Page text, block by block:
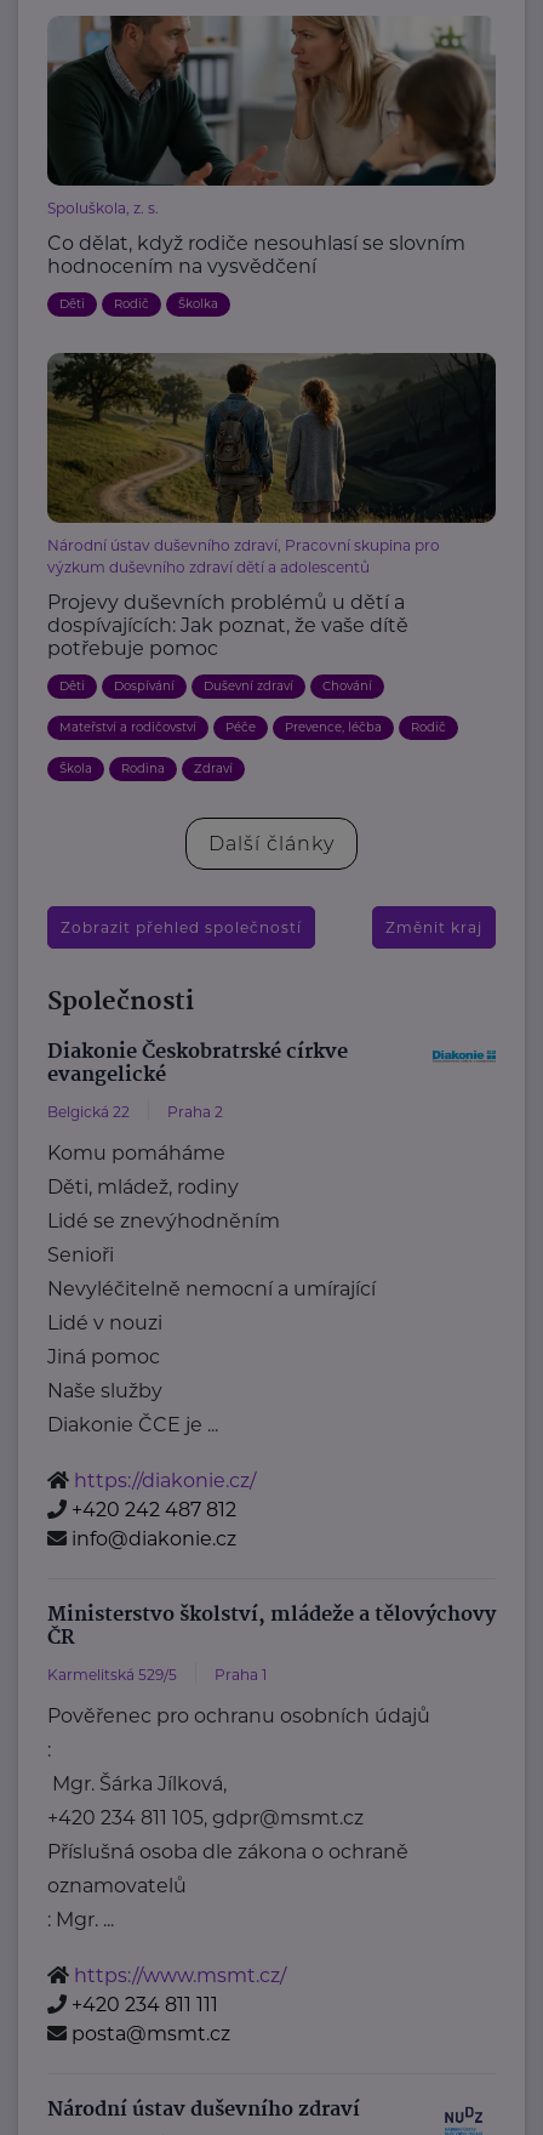
Spoluškola, z. s.
Co dělat, když rodiče nesouhlasí se slovním
hodnocením na vysvědčení
Děti Rodič Školka
Národní ústav duševního zdraví, Pracovní skupina pro
výzkum duševního zdraví dětí a adolescentů
Projevy duševních problémů u dětí a
dospívajících: Jak poznat, že vaše dítě
potřebuje pomoc
Děti Dospívání Duševní zdraví Chování
Mateřství a rodičovství Péče Prevence, léčba Rodič
Škola Rodina Zdraví
Další články
Zobrazit přehled společností Změnit kraj
Společnosti
Diakonie Českobratrské církve
evangelické
Belgická 22 Praha 2
Komu pomáháme
Děti, mládež, rodiny
Lidé se znevýhodněním
Senioři
Nevyléčitelně nemocní a umírající
Lidé v nouzi
Jiná pomoc
Naše služby
Diakonie ČCE je ...
https://diakonie.cz/
+420 242 487 812
info@diakonie.cz
Ministerstvo školství, mládeže a tělovýchovy
ČR
Karmelitská 529/5 Praha 1
Pověřenec pro ochranu osobních údajů
:
Mgr. Šárka Jílková,
+420 234 811 105, gdpr@msmt.cz
Příslušná osoba dle zákona o ochraně
oznamovatelů
: Mgr. ...
https://www.msmt.cz/
+420 234 811 111
posta@msmt.cz
Národní ústav duševního zdraví